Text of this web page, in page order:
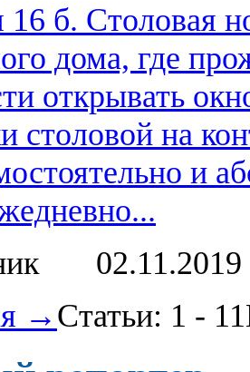
б. Столовая
дома, где
открывать
столовой на
и
02.11.2019
→ Статьи: 1 - 11